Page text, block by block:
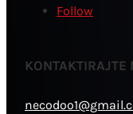
Follow
KONTAKTIRAJTE